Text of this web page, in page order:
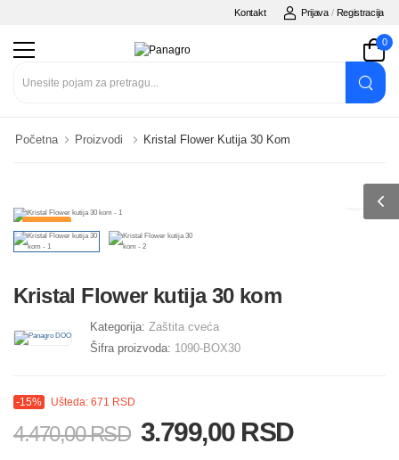
Kontakt Prijava / Registracija
0
Početna Proizvodi Kristal Flower Kutija 30 Kom
Kristal Flower kutija 30 kom
Kategorija: Zaštita cveća
Šifra proizvoda: 1090-BOX30
-15% Ušteda: 671 RSD
4.470,00 RSD 3.799,00 RSD